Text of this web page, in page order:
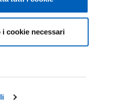
i cookie necessari